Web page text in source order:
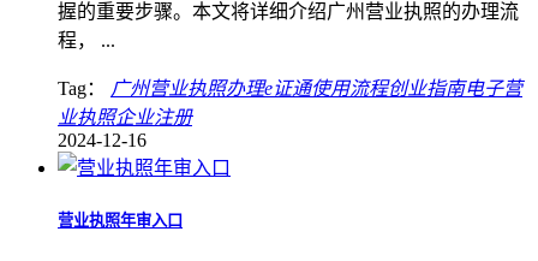
握的重要步骤。本文将详细介绍广州营业执照的办理流
程， ...
Tag：
广州营业执照办理e证通使用流程创业指南电子营
业执照企业注册
2024-12-16
营业执照年审入口